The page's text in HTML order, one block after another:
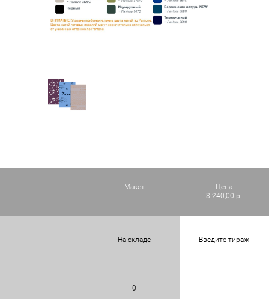
Макет
Цена
3 240,00 р.
На складе Введите тираж
0